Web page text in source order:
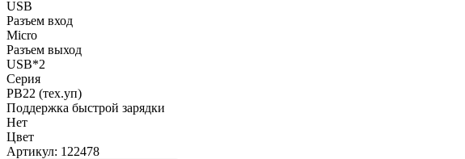
USB
Разъем вход
Micro
Разъем выход
USB*2
Серия
PB22 (тех.уп)
Поддержка быстрой зарядки
Нет
Цвет
Артикул: 122478